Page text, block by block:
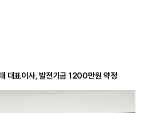
대표이사, 발전기금 1200만원 약정